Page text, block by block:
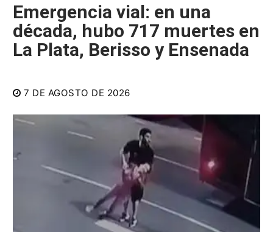
Emergencia vial: en una
década, hubo 717 muertes en
La Plata, Berisso y Ensenada
7 DE AGOSTO DE 2026